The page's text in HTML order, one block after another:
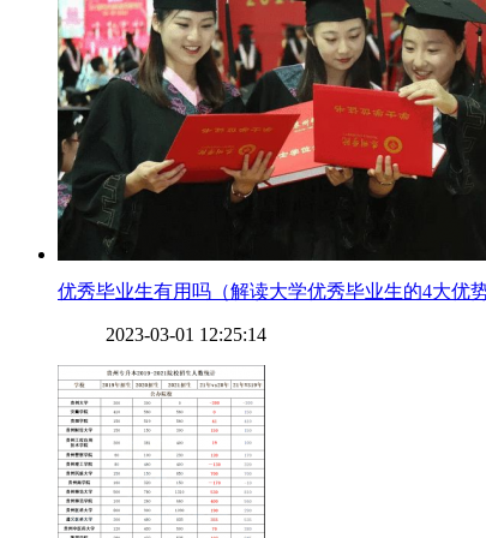
优秀毕业生有用吗（解读大学优秀毕业生的4大优势
2023-03-01 12:25:14